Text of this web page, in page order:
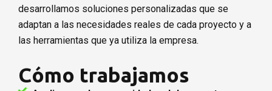
desarrollamos soluciones personalizadas que se
adaptan a las necesidades reales de cada proyecto y a
las herramientas que ya utiliza la empresa.
Cómo trabajamos